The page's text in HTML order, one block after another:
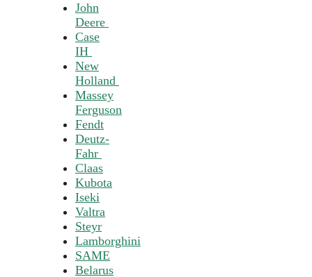
John
Deere
Case
IH
New
Holland
Massey
Ferguson
Fendt
Deutz-
Fahr
Claas
Kubota
Iseki
Valtra
Steyr
Lamborghini
SAME
Belarus